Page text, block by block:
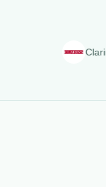
Clarins